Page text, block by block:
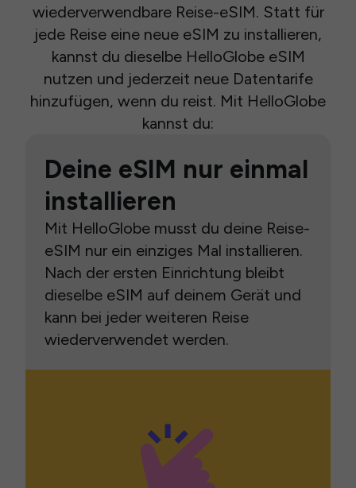
wiederverwendbare Reise-eSIM. Statt für
jede Reise eine neue eSIM zu installieren,
kannst du dieselbe HelloGlobe eSIM
nutzen und jederzeit neue Datentarife
hinzufügen, wenn du reist. Mit HelloGlobe
kannst du:
Deine eSIM nur einmal
installieren
Mit HelloGlobe musst du deine Reise-
eSIM nur ein einziges Mal installieren.
Nach der ersten Einrichtung bleibt
dieselbe eSIM auf deinem Gerät und
kann bei jeder weiteren Reise
wiederverwendet werden.